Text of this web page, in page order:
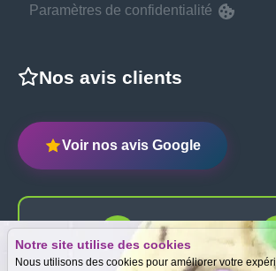
Notre site utilise des cookies
Nous utilisons des cookies pour améliorer votre
Paramètres de confidentialité
Nos avis clients
Voir nos avis Google
Expertise